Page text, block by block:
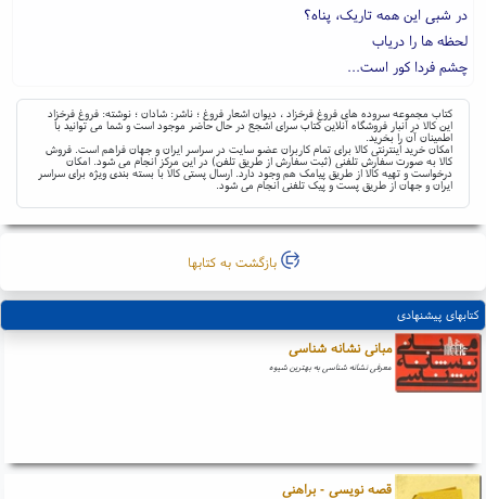
در شبی این همه تاریک، پناه؟
لحظه ها را دریاب
چشم فردا کور است...
کتاب مجموعه سروده های فروغ فرخزاد ، دیوان اشعار فروغ ؛ ناشر: شادان ؛ نوشته: فروغ فرخزاد
این کالا در انبار فروشگاه آنلاین کتاب سرای اشجع در حال حاضر موجود است و شما می توانید با
اطمینان آن را بخرید.
امکان خرید اینترنتی کالا برای تمام کاربران عضو سایت در سراسر ایران و جهان فراهم است. فروش
کالا به صورت سفارش تلفنی (ثبت سفارش از طریق تلفن) در این مرکز انجام می شود. امکان
درخواست و تهیه کالا از طریق پیامک هم وجود دارد. ارسال پستی کالا با بسته بندی ویژه برای سراسر
ایران و جهان از طریق پست و پیک تلفنی انجام می شود.
بازگشت به کتابها
کتابهای پیشنهادی
مبانی نشانه شناسی
معرفی نشانه شناسی به بهترین شیوه
قصه نویسی - براهنی